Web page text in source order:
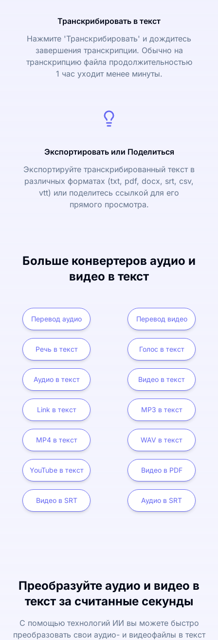
Транскрибировать в текст
Нажмите 'Транскрибировать' и дождитесь
завершения транскрипции. Обычно на
транскрипцию файла продолжительностью
1 час уходит менее минуты.
Экспортировать или Поделиться
Экспортируйте транскрибированный текст в
различных форматах (txt, pdf, docx, srt, csv,
vtt) или поделитесь ссылкой для его
прямого просмотра.
Больше конвертеров аудио и
видео в текст
Перевод аудио Перевод видео
Речь в текст Голос в текст
Аудио в текст Видео в текст
Link в текст MP3 в текст
MP4 в текст WAV в текст
YouTube в текст Видео в PDF
Видео в SRT Аудио в SRT
Преобразуйте аудио и видео в
текст за считанные секунды
С помощью технологий ИИ вы можете быстро
преобразовать свои аудио- и видеофайлы в текст